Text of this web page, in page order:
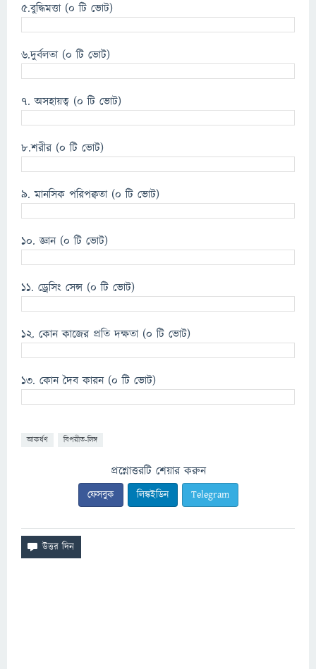
৫.বুদ্ধিমত্তা(0 টি ভোট)
৬.দুর্বলতা(0 টি ভোট)
৭. অসহায়ত্ব (0 টি ভোট)
৮.শরীর(0 টি ভোট)
৯. মানসিক পরিপক্বতা(0 টি ভোট)
১০. জ্ঞান(0 টি ভোট)
১১. ড্রেসিং সেন্স (0 টি ভোট)
১২. কোন কাজের প্রতি দক্ষতা(0 টি ভোট)
১৩. কোন দৈব কারন(0 টি ভোট)
আকর্ষণ বিপরীত-লিঙ্গ
প্রশ্নোত্তরটি শেয়ার করুন
ফেসবুক লিঙ্কইডিন Telegram